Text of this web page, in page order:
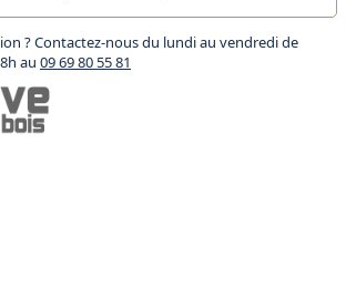
? Contactez-nous du lundi au vendredi de
au 09 69 80 55 81